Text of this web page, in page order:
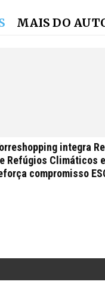
MAIS DO
integra
Refúgios Climáticos e
compromisso